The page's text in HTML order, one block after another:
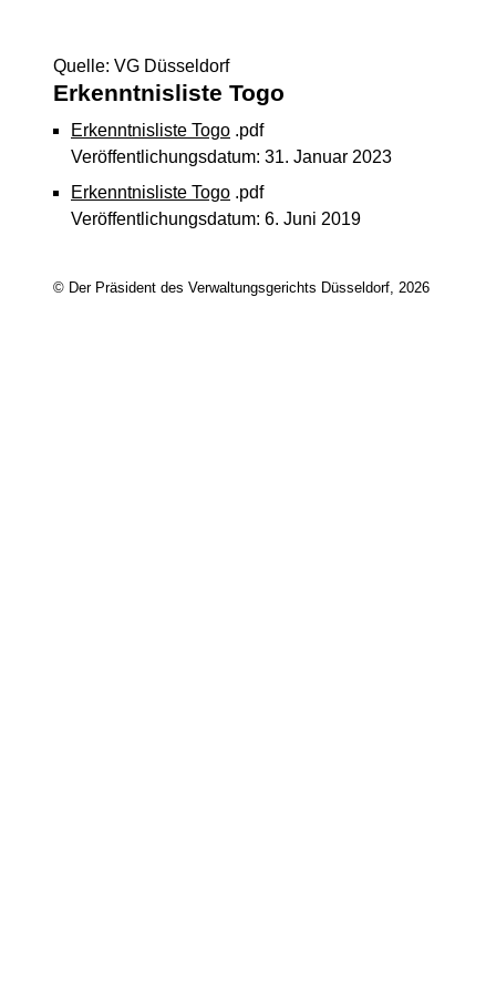
Quelle: VG Düsseldorf
Erkenntnisliste Togo
Erkenntnisliste Togo .pdf
Veröffentlichungsdatum: 31. Januar 2023
Erkenntnisliste Togo .pdf
Veröffentlichungsdatum: 6. Juni 2019
© Der Präsident des Verwaltungsgerichts Düsseldorf, 2026